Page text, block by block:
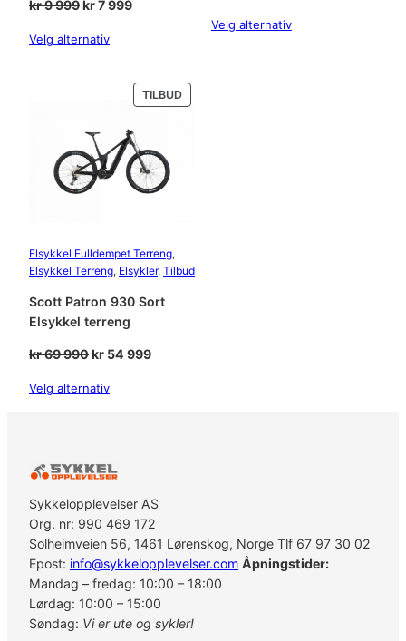
kr9 999Opprinnelig
var:
kr7 999Nåværende
999.
Velg alternativ
var:
Velg alternativ
TILBUDPRODUKT
PÅ
Elsykkel Fulldempet Terreng
Elsykkel Terreng, Elsykler, Tilbud
Scott Patron 930 Sort
Elsykkel terreng
kr69 990Opprinnelig
var:
kr 54 999Nåværende
Velg alternativ
Sykkelopplevelser AS
Org. nr: 990 469 172
Solheimveien 56, 1461 Lørenskog, Norge Tlf 67 97 30 02
Epost: info@sykkelopplevelser.com Åpningstider:
Mandag – fredag: 10:00 – 18:00
Lørdag: 10:00 – 15:00
Søndag: Vi er ute og sykler!